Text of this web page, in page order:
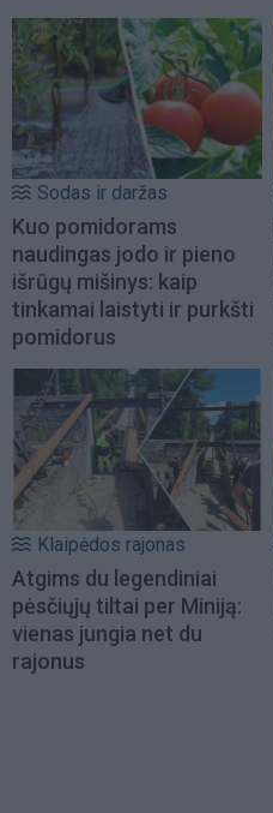
Sodas ir daržas
Kuo pomidorams
naudingas jodo ir pieno
išrūgų mišinys: kaip
tinkamai laistyti ir purkšti
pomidorus
Klaipėdos rajonas
Atgims du legendiniai
pėsčiųjų tiltai per Miniją:
vienas jungia net du
rajonus